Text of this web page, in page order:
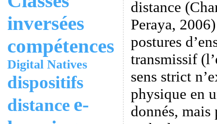
inversées
compétences
Digital Natives
dispositifs
distance e-
distance
Peraya,
postures
transmissif
sens strict
physique en
donnés, mais